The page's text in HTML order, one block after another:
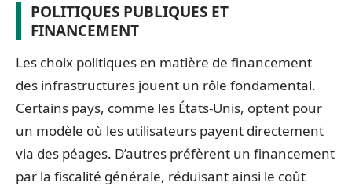
POLITIQUES PUBLIQUES ET
FINANCEMENT
Les choix politiques en matière de financement
des infrastructures jouent un rôle fondamental.
Certains pays, comme les États-Unis, optent pour
un modèle où les utilisateurs payent directement
via des péages. D’autres préfèrent un financement
par la fiscalité générale, réduisant ainsi le coût